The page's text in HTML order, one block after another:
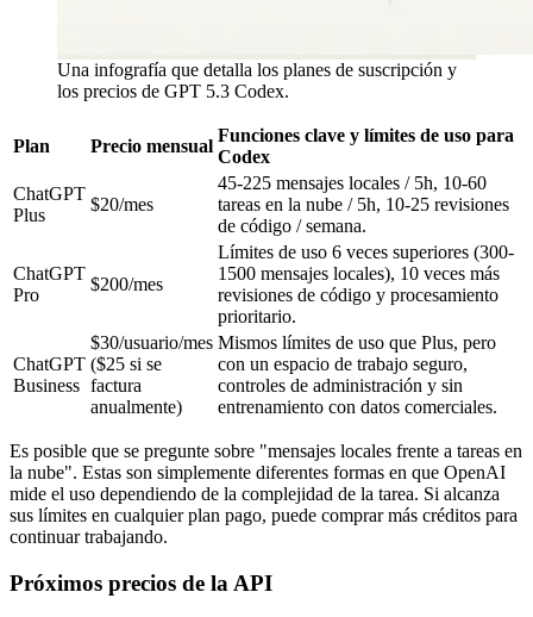
Una infografía que detalla los planes de suscripción y
los precios de GPT 5.3 Codex.
Plan Precio mensual
Funciones clave y límites de uso para
Codex
ChatGPT
Plus
$20/mes
45-225 mensajes locales / 5h, 10-60
tareas en la nube / 5h, 10-25 revisiones
de código / semana.
ChatGPT
Pro
$200/mes
Límites de uso 6 veces superiores (300-
1500 mensajes locales), 10 veces más
revisiones de código y procesamiento
prioritario.
ChatGPT
Business
$30/usuario/mes
($25 si se
factura
anualmente)
Mismos límites de uso que Plus, pero
con un espacio de trabajo seguro,
controles de administración y sin
entrenamiento con datos comerciales.
Es posible que se pregunte sobre "mensajes locales frente a tareas en
la nube". Estas son simplemente diferentes formas en que OpenAI
mide el uso dependiendo de la complejidad de la tarea. Si alcanza
sus límites en cualquier plan pago, puede comprar más créditos para
continuar trabajando.
Próximos precios de la API